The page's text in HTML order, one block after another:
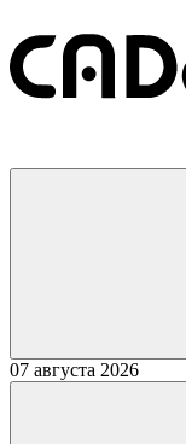
07 августа 2026